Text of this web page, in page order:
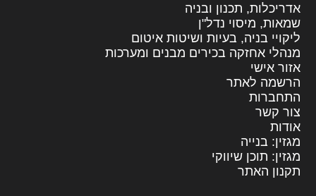
אדריכלות, תכנון ובניה
שמאות, מיסוי נדל"ן
ליקויי בניה, בעיות ושיטות איטום
מנהלי אחזקה בכירים מבנים ומערכות
אזור אישי
הרשמה לאתר
התחברות
צור קשר
אודות
מגזין: בנייה
מגזין: תוכן שיווקי
תקנון האתר